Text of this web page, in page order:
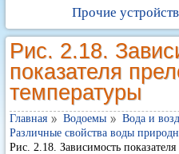
Прочие
Рис. 2.18.
показателя
температуры
Главная Водоемы
Вода и
Различные свойства воды
Рис. 2.18. Зависимость